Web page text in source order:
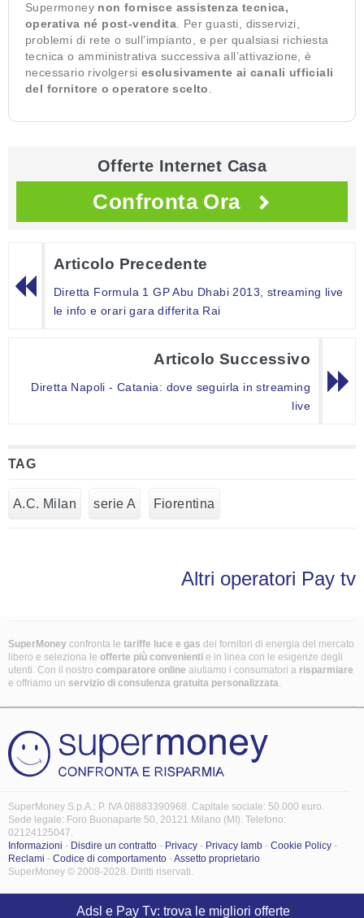
Supermoney non fornisce assistenza tecnica,
operativa né post-vendita . Per guasti, disservizi,
problemi di rete o sull’impianto, e per qualsiasi richiesta
tecnica o amministrativa successiva all’attivazione, è
necessario rivolgersi esclusivamente ai canali ufficiali
del fornitore o operatore scelto
Offerte Internet Casa
Confronta Ora
Articolo Precedente
Diretta Formula 1 GP Abu Dhabi 2013, streaming live
le info e orari gara differita Rai
Articolo Successivo
Diretta Napoli - Catania: dove seguirla in streaming
live
TAG
A.C. Milan serie A Fiorentina
Altri operatori Pay tv
SuperMoney confronta le tariffe luce e gas dei fornitori di energia del mercato
libero e seleziona le offerte più convenienti e in linea con le esigenze degli
utenti. Con il nostro comparatore online aiutiamo i consumatori a risparmiare
e offriamo un servizio di consulenza gratuita personalizzata.
SuperMoney S.p.A.: P. IVA 08883390968. Capitale sociale: 50.000 euro.
Sede legale: Foro Buonaparte 50, 20121 Milano (MI). Telefono:
02124125047.
Informazioni - Disdire un contratto - Privacy - Privacy Iamb - Cookie Policy -
Reclami - Codice di comportamento -Assetto proprietario
SuperMoney © 2008-2028. Diritti riservati.
Adsl e Pay Tv: trova le migliori offerte